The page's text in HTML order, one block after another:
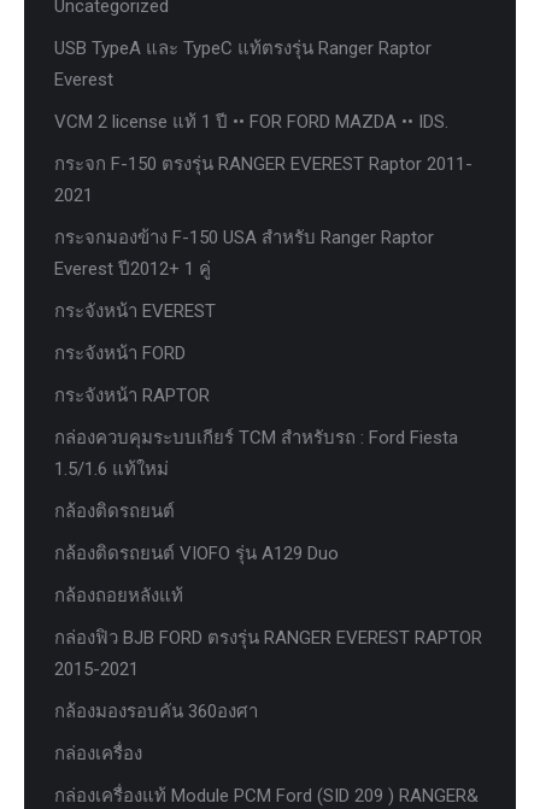
Uncategorized
USB TypeA และ TypeC แท้ตรงรุ่น Ranger Raptor
Everest
VCM 2 license แท้ 1 ปี •• FOR FORD MAZDA •• IDS.
กระจก F-150 ตรงรุ่น RANGER EVEREST Raptor 2011-
2021
กระจกมองข้าง F-150 USA สำหรับ Ranger Raptor
Everest ปี2012+ 1 คู่
กระจังหน้า EVEREST
กระจังหน้า FORD
กระจังหน้า RAPTOR
กล่องควบคุมระบบเกียร์ TCM สำหรับรถ : Ford Fiesta
1.5/1.6 แท้ใหม่
กล้องติดรถยนต์
กล้องติดรถยนต์ VIOFO รุ่น A129 Duo
กล้องถอยหลังแท้
กล่องฟิว BJB FORD ตรงรุ่น RANGER EVEREST RAPTOR
2015-2021
กล้องมองรอบคัน 360องศา
กล่องเครื่อง
กล่องเครื่องแท้ Module PCM Ford (SID 209 ) RANGER&